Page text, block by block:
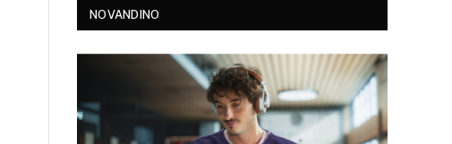
NOVANDINO